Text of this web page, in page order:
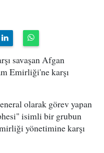
savaşan Afgan
Emirliği'ne karşı
olarak görev yapan
isimli bir grubun
yönetimine karşı